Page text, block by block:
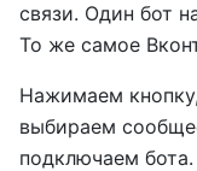
связи. Один бот
То же самое
Нажимаем
выбираем
подключаем